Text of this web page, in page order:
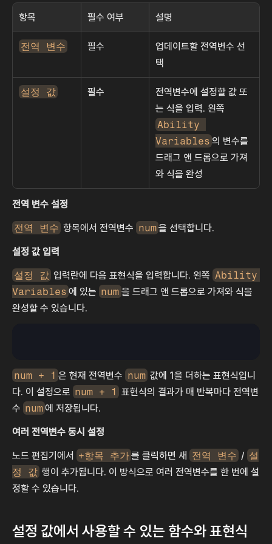
항목 필수 여부 설명
전역 변수 필수
업데이트할 전역변수 선
택
설정 값 필수
전역변수에 설정할 값 또
Ability
Variables 의 변수를
드래그 앤 드롭으로 가져
와 식을 완성
전역 변수 설정
전역 변수 항목에서 전역변수 num을 선택합니다.
설정 값 입력
설정 값 입력란에 다음 표현식을 입력합니다. 왼쪽 Ability
Variables 에 있는 num 을 드래그 앤 드롭으로 가져와 식을
완성할 수 있습니다.
num + 1 은 현재 전역변수 num 값에 1을 더하는 표현식입니
다. 이 설정으로 num + 1 표현식의 결과가 매 반복마다 전역변
수 num에 저장됩니다.
여러 전역변수 동시 설정
노드 편집기에서 +항목 추가를 클릭하면 새 전역 변수 / 설
정 값 행이 추가됩니다. 이 방식으로 여러 전역변수를 한 번에 설
정할 수 있습니다.
설정 값에서 사용할 수 있는 함수와 표현식